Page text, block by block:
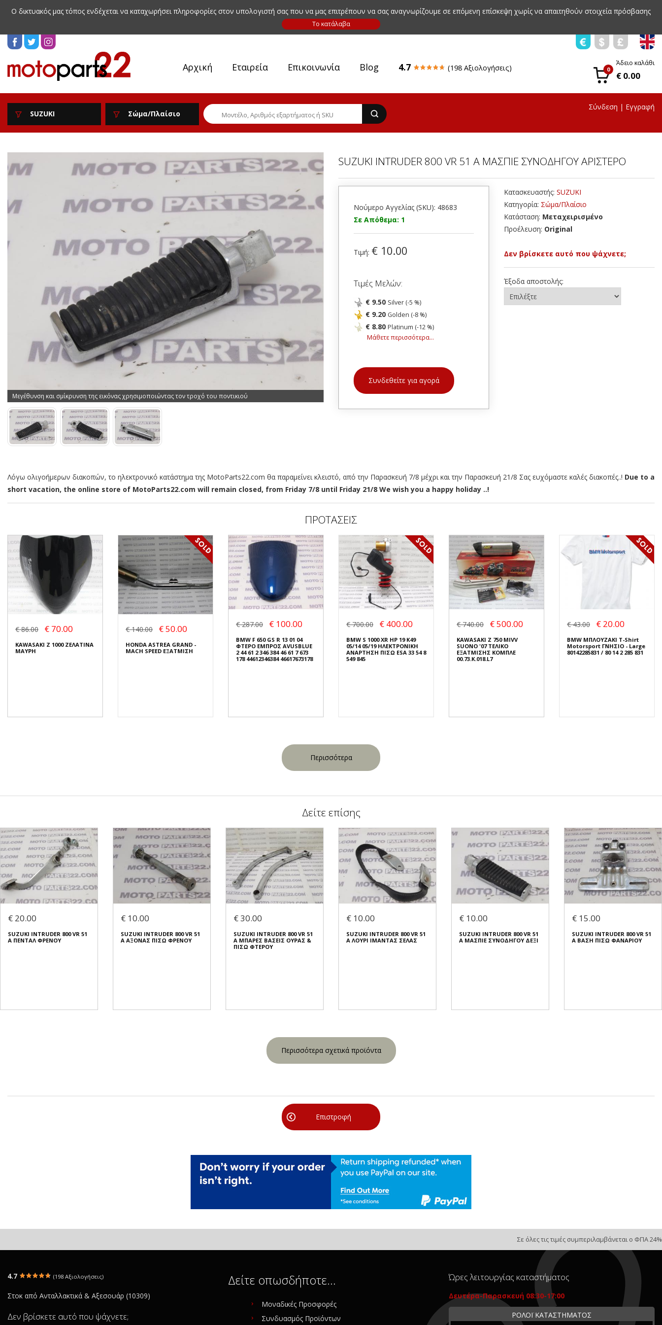
Ο δικτυακός μας τόπος ενδέχεται να καταχωρήσει πληροφορίες στον υπολογιστή σας που να μας επιτρέπουν να σας αναγνωρίζουμε σε επόμενη επίσκεψη χωρίς να απαιτηθούν στοιχεία πρόσβασης
Αρχική Εταιρεία Επικοινωνία Blog 4.7 (198 Αξιολογήσεις) 0
Άδειο καλάθι
€ 0.00
SUZUKI Σώμα/Πλαίσιο
Σύνδεση | Εγγραφή
Μεγέθυνση και σμίκρυνση της εικόνας χρησιμοποιώντας τον τροχό του ποντικιού
SUZUKI INTRUDER 800 VR 51 A ΜΑΣΠΙΕ ΣΥΝΟΔΗΓΟΥ ΑΡΙΣΤΕΡΟ
Νούμερο Αγγελίας (SKU): 48683
Σε Απόθεμα: 1
Τιμή: € 10.00
Τιμές Μελών:
€ 9.50 Silver (-5 %)
€ 9.20 Golden (-8 %)
€ 8.80 Platinum (-12 %)
Μάθετε περισσότερα...
Συνδεθείτε για αγορά
Κατασκευαστής: SUZUKI
Κατηγορία: Σώμα/Πλαίσιο
Κατάσταση: Μεταχειρισμένο
Προέλευση: Original
Δεν βρίσκετε αυτό που ψάχνετε;
Έξοδα αποστολής:
Λόγω ολιγοήμερων διακοπών, το ηλεκτρονικό κατάστημα της MotoParts22.com θα παραμείνει κλειστό, από την Παρασκευή 7/8 μέχρι και την Παρασκευή 21/8 Σας ευχόμαστε καλές διακοπές..! Due to a
short vacation, the online store of MotoParts22.com will remain closed, from Friday 7/8 until Friday 21/8 We wish you a happy holiday ..!
ΠΡΟΤΑΣΕΙΣ
€ 86.00 € 70.00
KAWASAKI Z 1000 ΖΕΛΑΤΙΝΑ
ΜΑΥΡΗ
€ 140.00 € 50.00
HONDA ASTREA GRAND -
MACH SPEED ΕΞΑΤΜΙΣΗ
€ 287.00 € 100.00
BMW F 650 GS R 13 01 04
ΦΤΕΡΟ ΕΜΠΡΟΣ AVUSBLUE
2 44 61 2 346 384 46 61 7 673
178 44612346384 46617673178
€ 700.00 € 400.00
BMW S 1000 XR HP 19 K49
05/14 05/19 ΗΛΕΚΤΡΟΝΙΚΗ
ΑΝΑΡΤΗΣΗ ΠΙΣΩ ESA 33 54 8
549 845
€ 740.00 € 500.00
KAWASAKI Z 750 MIVV
SUONO '07 ΤΕΛΙΚΟ
ΕΞΑΤΜΙΣΗΣ ΚΟΜΠΛΕ
00.73.K.018.L7
€ 43.00 € 20.00
BMW ΜΠΛΟΥΖΑΚΙ T-Shirt
Motorsport ΓΝΗΣΙΟ - Large
80142285831 / 80 14 2 285 831
Περισσότερα
Δείτε επίσης
€ 20.00
SUZUKI INTRUDER 800 VR 51
A ΠΕΝΤΑΛ ΦΡΕΝΟΥ
€ 10.00
SUZUKI INTRUDER 800 VR 51
A ΑΞΟΝΑΣ ΠΙΣΩ ΦΡΕΝΟΥ
€ 30.00
SUZUKI INTRUDER 800 VR 51
A ΜΠΑΡΕΣ ΒΑΣΕΙΣ ΟΥΡΑΣ &
ΠΙΣΩ ΦΤΕΡΟΥ
€ 10.00
SUZUKI INTRUDER 800 VR 51
A ΛΟΥΡΙ ΙΜΑΝΤΑΣ ΣΕΛΑΣ
€ 10.00
SUZUKI INTRUDER 800 VR 51
A ΜΑΣΠΙΕ ΣΥΝΟΔΗΓΟΥ ΔΕΞΙ
€ 15.00
SUZUKI INTRUDER 800 VR 51
A ΒΑΣΗ ΠΙΣΩ ΦΑΝΑΡΙΟΥ
Περισσότερα σχετικά προϊόντα
Επιστροφή
Σε όλες τις τιμές συμπεριλαμβάνεται ο ΦΠΑ 24%
4.7 (198 Αξιολογήσεις)
Στοκ από Ανταλλακτικά & Αξεσουάρ (10309)
Δεν βρίσκετε αυτό που ψάχνετε;
Δείτε οπωσδήποτε…
Μοναδικές Προσφορές
Συνδυασμός Προϊόντων
Ώρες λειτουργίας καταστήματος
Δευτέρα-Παρασκευή 08:30-17:00
ΡΟΛΟΪ ΚΑΤΑΣΤΗΜΑΤΟΣ